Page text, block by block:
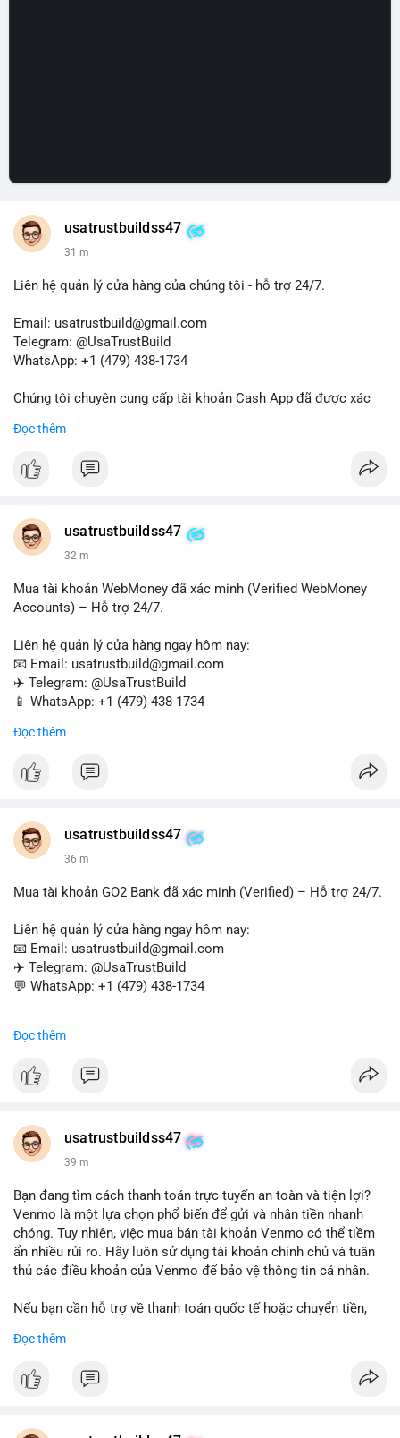
usatrustbuildss47
31 m
Liên hệ quản lý cửa hàng của chúng tôi - hỗ trợ 24/7.
Email: usatrustbuild@gmail.com
Telegram: @UsaTrustBuild
WhatsApp: +1 (479) 438-1734
Chúng tôi chuyên cung cấp tài khoản Cash App đã được xác
marketing, SEO, SMM, chuyển tiền, gửi tiền qua di động, thanh
#buyverifiedcashappaccounts #marketing
#trendingnow
Đọc thêm
usatrustbuildss47
32 m
Mua tài khoản WebMoney đã xác minh (Verified WebMoney
Accounts) – Hỗ trợ 24/7.
Liên hệ quản lý cửa hàng ngay hôm nay:
📧 Email: usatrustbuild@gmail.com
✈️ Telegram: @UsaTrustBuild
📱 WhatsApp: +1 (479) 438-1734
Tài khoản WebMoney xác minh sẵn sàng – giao dịch nhanh
và chuyển tiền quốc tế.
#verifiedaccounts #onlinepayment
#trustbuild
Đọc thêm
usatrustbuildss47
36 m
Mua tài khoản GO2 Bank đã xác minh (Verified) – Hỗ trợ 24/7.
Liên hệ quản lý cửa hàng ngay hôm nay:
📧 Email: usatrustbuild@gmail.com
✈️ Telegram: @UsaTrustBuild
💬 WhatsApp: +1 (479) 438-1734
chuyển tiền, mobile deposit và thanh toán USDT.
#buyverifiedgo2bankaccounts
Đọc thêm
usatrustbuildss47
39 m
Bạn đang tìm cách thanh toán trực tuyến an toàn và tiện lợi?
Venmo là một lựa chọn phổ biến để gửi và nhận tiền nhanh
chóng. Tuy nhiên, việc mua bán tài khoản Venmo có thể tiềm
ẩn nhiều rủi ro. Hãy luôn sử dụng tài khoản chính chủ và tuân
thủ các điều khoản của Venmo để bảo vệ thông tin cá nhân.
Nếu bạn cần hỗ trợ về thanh toán quốc tế hoặc chuyển tiền,
cung cấp dịch vụ tư vấn và giải pháp thanh toán trực tuyến an
Đọc thêm